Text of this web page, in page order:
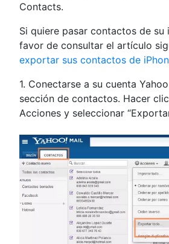
Contacts.
Si quiere pasar contactos de su
favor de consultar el artículo
exportar sus contactos de
1. Conectarse a su cuenta
sección de contactos. Hacer
Acciones y seleccionar